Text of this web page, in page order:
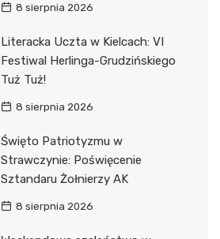
8 sierpnia 2026
Literacka Uczta w Kielcach: VI
Festiwal Herlinga-Grudzińskiego
Tuż Tuż!
8 sierpnia 2026
Święto Patriotyzmu w
Strawczynie: Poświęcenie
Sztandaru Żołnierzy AK
8 sierpnia 2026